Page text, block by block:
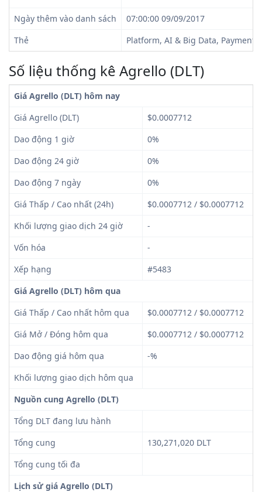
Ngày thêm vào danh sách
07:00:00 09/09/2017
Thẻ
Platform, AI & Big Data,
Số liệu thống kê Agrello (DLT)
Giá Agrello (DLT) hôm nay
Giá Agrello (DLT)
$0.0007712
Dao động 1 giờ
0%
Dao động 24 giờ
0%
Dao động 7 ngày
0%
Giá Thấp / Cao nhất (24h)
$0.0007712 / $0.0007712
Khối lượng giao dịch 24 giờ
-
Vốn hóa
-
Xếp hạng
#5483
Giá Agrello (DLT) hôm qua
Giá Thấp / Cao nhất hôm qua
$0.0007712 / $0.0007712
Giá Mở / Đóng hôm qua
$0.0007712 / $0.0007712
Dao động giá hôm qua
-%
Khối lượng giao dịch hôm qua
Nguồn cung Agrello (DLT)
Tổng DLT đang lưu hành
Tổng cung
130,271,020 DLT
Tổng cung tối đa
Lịch sử giá Agrello (DLT)